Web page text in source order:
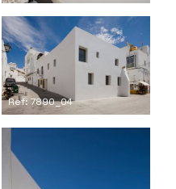
Ref: 7890_04